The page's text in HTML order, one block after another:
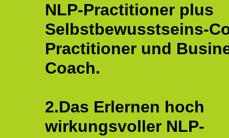
NLP-Practitioner plus
Selbstbewusstseins-
Practitioner und
Coach.
2.Das Erlernen hoch
wirkungsvoller NLP-